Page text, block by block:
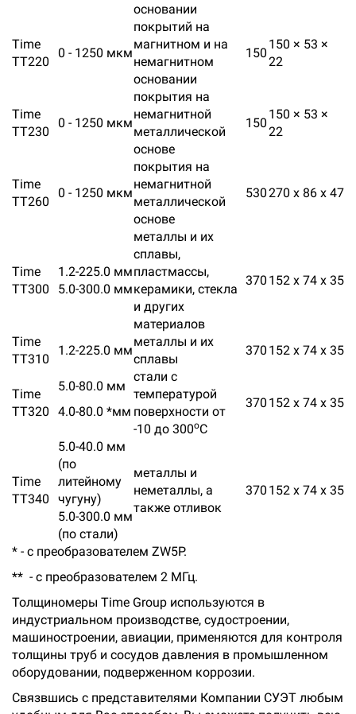
основании
Time
ТТ220
0 - 1250 мкм
покрытий на
магнитном и на
немагнитном
основании
150
150 × 53 ×
22
Time
ТТ230
0 - 1250 мкм
покрытия на
немагнитной
металлической
основе
150
150 × 53 ×
22
Time
ТТ260
0 - 1250 мкм
покрытия на
немагнитной
металлической
основе
530270 x 86 x 47
Time
ТТ300
1.2-225.0 мм
5.0-300.0 мм
металлы и их
сплавы,
пластмассы,
керамики, стекла
и других
материалов
370 152 x 74 x 35
Time
ТТ310
1.2-225.0 мм
металлы и их
сплавы
370 152 x 74 x 35
Time
ТТ320
5.0-80.0 мм
4.0-80.0 *мм
стали с
температурой
поверхности от
-10 до 300оС
370 152 x 74 x 35
Time
ТТ340
5.0-40.0 мм
(по
литейному
чугуну)
5.0-300.0 мм
(по стали)
металлы и
неметаллы, а
также отливок
370 152 x 74 x 35
* - с преобразователем ZW5P.
** - с преобразователем 2 МГц.
Толщиномеры Time Group используются в
индустриальном производстве, судостроении,
машиностроении, авиации, применяются для контроля
толщины труб и сосудов давления в промышленном
оборудовании, подверженном коррозии.
Связвшись с представителями Компании СУЭТ любым